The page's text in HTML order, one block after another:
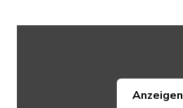
Anzeigen